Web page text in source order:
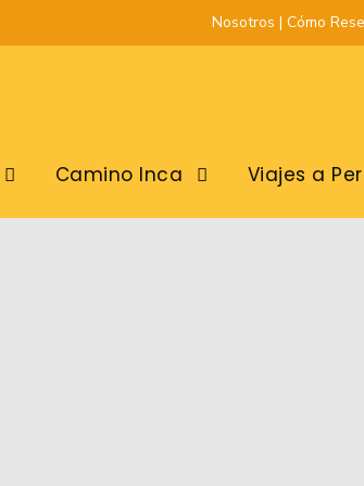
Nosotros | Cómo
Camino Inca Viajes a